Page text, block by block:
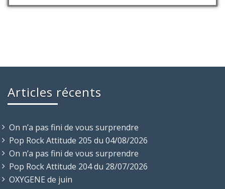
Articles récents
On n’a pas fini de vous surprendre
Pop Rock Attitude 205 du 04/08/2026
On n’a pas fini de vous surprendre
Pop Rock Attitude 204 du 28/07/2026
OXYGENE de juin